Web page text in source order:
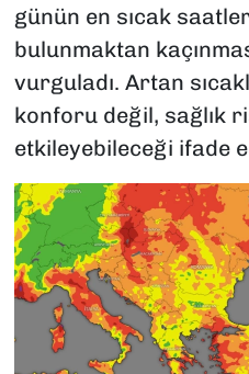
günün en sıcak
bulunmaktan
vurguladı. Artan
konforu değil, sağlık
etkileyebileceği ifade